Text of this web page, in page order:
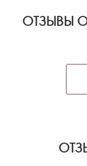
ОТЗЫВЫ О